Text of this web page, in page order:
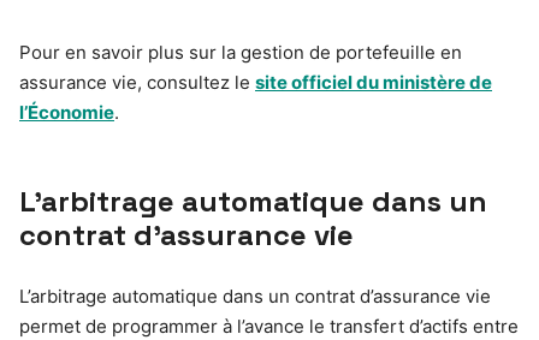
Pour en savoir plus sur la gestion de portefeuille en
assurance vie, consultez le site officiel du ministère de
l’Économie.
L’arbitrage automatique dans un
contrat d’assurance vie
L’arbitrage automatique dans un contrat d’assurance vie
permet de programmer à l’avance le transfert d’actifs entre